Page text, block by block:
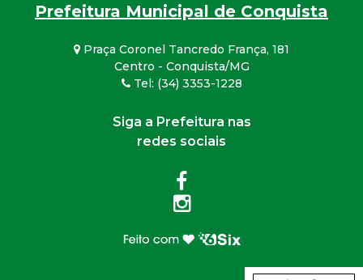
Prefeitura Municipal de Conquista
Praça Coronel Tancredo França, 181
Centro - Conquista/MG
Tel: (34) 3353-1228
Siga a Prefeitura nas
redes sociais